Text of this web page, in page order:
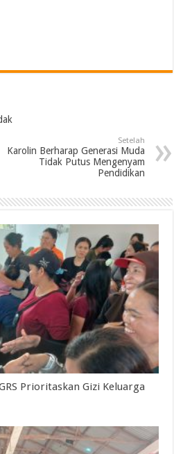
Setelah
Karolin Berharap Generasi Muda
Tidak Putus Mengenyam
Pendidikan
Prioritaskan Gizi Keluarga